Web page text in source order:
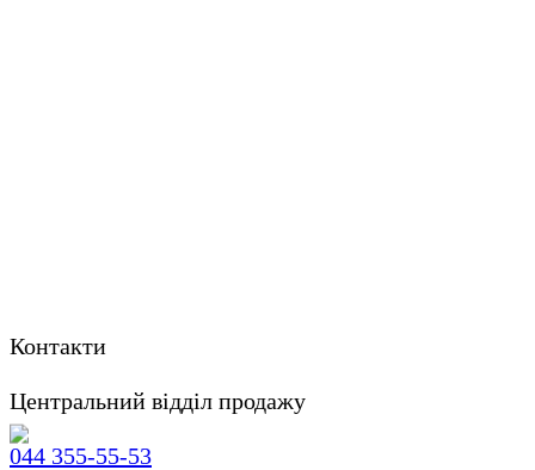
Контакти
Центральний відділ продажу
044 355-55-53